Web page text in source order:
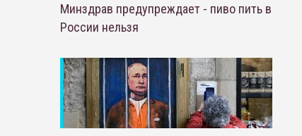
Минздрав предупреждает - пиво пить в
России нельзя